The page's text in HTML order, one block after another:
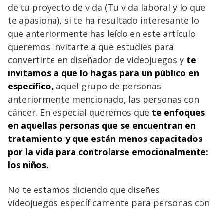
de tu proyecto de vida (Tu vida laboral y lo que
te apasiona), si te ha resultado interesante lo
que anteriormente has leído en este artículo
queremos invitarte a que estudies para
convertirte en diseñador de videojuegos y te
invitamos a que lo hagas para un público en
específico, aquel grupo de personas
anteriormente mencionado, las personas con
cáncer. En especial queremos que te enfoques
en aquellas personas que se encuentran en
tratamiento y que están menos capacitados
por la vida para controlarse emocionalmente:
los niños.
No te estamos diciendo que diseñes
videojuegos específicamente para personas con